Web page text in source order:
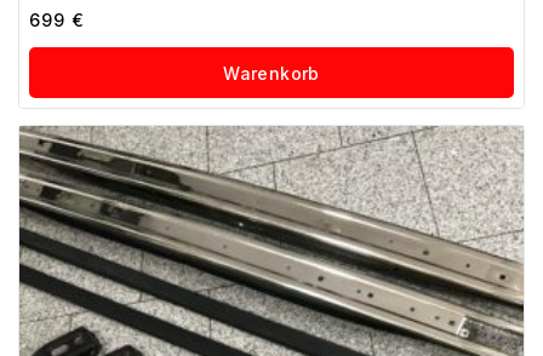
0
von
5
699 €
Warenkorb